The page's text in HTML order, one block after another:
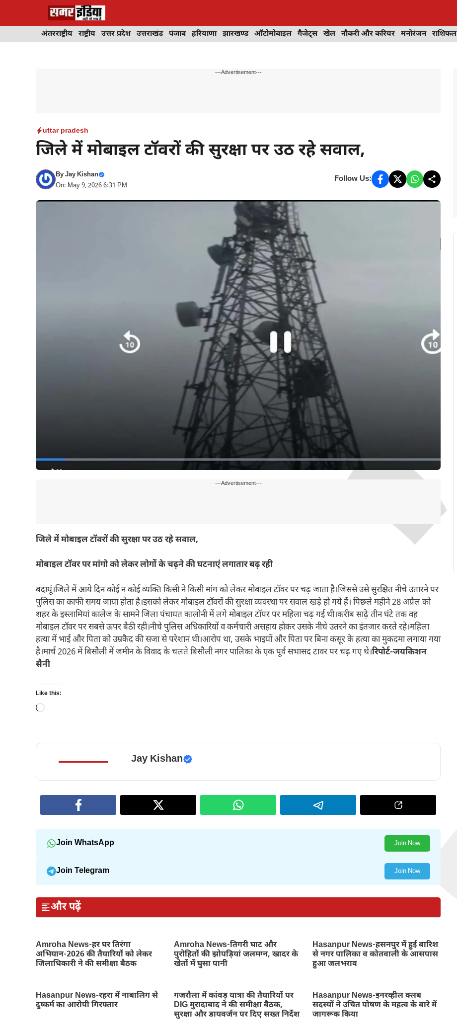
अंतरराष्ट्रीय राष्ट्रीय उत्तर प्रदेश उत्तराखंड पंजाब हरियाणा झारखण्ड ऑटोमोबाइल गैजेट्स खेल नौकरी और करियर मनोरंजन राशिफल
---Advertisement---
uttar pradesh
जिले में मोबाइल टॉवरों की सुरक्षा पर उठ रहे सवाल,
ByJay Kishan
On: May 9, 2026 6:31 PM
Follow Us:
---Advertisement---
जिले में मोबाइल टॉवरों की सुरक्षा पर उठ रहे सवाल,
मोबाइल टॉवर पर मांगो को लेकर लोगों के चढ़ने की घटनाएं लगातार बढ़ रही
बदायूं।जिले में आये दिन कोई न कोई व्यक्ति किसी ने किसी मांग को लेकर मोबाइल टॉवर पर चढ़ जाता है।जिससे उसे सुरक्षित नीचे उतारने पर
पुलिस का काफी समय जाया होता है।इसको लेकर मोबाइल टॉवरों की सुरक्षा व्यवस्था पर सवाल खड़े हो गये हैं। पिछले महीने 28 अप्रैल को
शहर के इस्लामियां कालेज के सामने जिला पंचायत कालोनी में लगे मोबाइल टॉपर पर महिला चढ़ गई थी।करीब साढ़े तीन घंटे तक वह
मोबाइल टॉवर पर सबसे ऊपर बैठी रही।नीचे पुलिस अधिकारियों व कर्मचारी असहाय होकर उसके नीचे उतरने का इंतजार करते रहे।महिला
हत्या में भाई और पिता को उम्रकैद की सजा से परेशान थी।आरोप था, उसके भाइयों और पिता पर बिना कसूर के हत्या का मुकदमा लगाया गया
है।मार्च 2026 में बिसौली में जमीन के विवाद के चलते बिसौली नगर पालिका के एक पूर्व सभासद टावर पर चढ़ गए थे।रिपोर्ट-जयकिशन
सैनी
Like this:
Loading…
Jay Kishan
Join WhatsApp Join Now
Join Telegram Join Now
और पढ़ें
Amroha News-हर घर तिरंगा
अभियान-2026 की तैयारियों को लेकर
जिलाधिकारी ने की समीक्षा बैठक
Amroha News-तिगरी घाट और
पुरोहितों की झोपड़ियां जलमग्न, खादर के
खेतों में घुसा पानी
Hasanpur News-हसनपुर में हुई बारिश
से नगर पालिका व कोतवाली के आसपास
हुआ जलभराव
Hasanpur News-रहरा में नाबालिग से
दुष्कर्म का आरोपी गिरफ्तार
गजरौला में कांवड़ यात्रा की तैयारियों पर
DIG मुरादाबाद ने की समीक्षा बैठक,
सुरक्षा और डायवर्जन पर दिए सख्त निर्देश
Hasanpur News-इनरव्हील क्लब
सदस्यों ने उचित पोषण के महत्व के बारे में
जागरूक किया